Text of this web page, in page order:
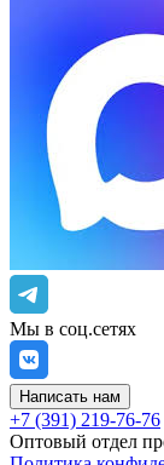
Мы в соц.сетях
Написать нам
+7 (391) 219-76-76
Оптовый отдел